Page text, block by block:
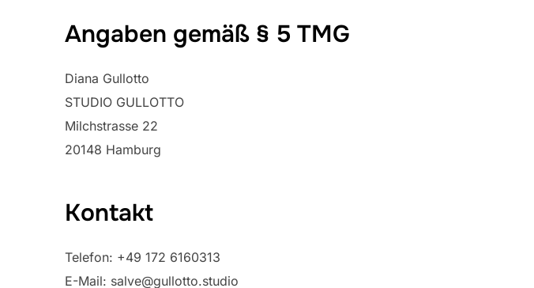
Angaben gemäß § 5 TMG
Diana Gullotto
STUDIO GULLOTTO
Milchstrasse 22
20148 Hamburg
Kontakt
Telefon: ‭+49 172 6160313‬
E-Mail: salve@gullotto.studio